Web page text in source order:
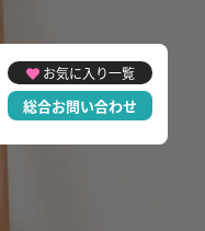
お気に入り一覧
総合お問い合わせ